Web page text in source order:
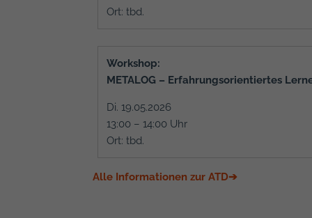
Ort: tbd.
Workshop:
METALOG – Erfahrungsorientiertes
Di. 19.05.2026
13:00 – 14:00 Uhr
Ort: tbd.
Alle Informationen zur ATD➔